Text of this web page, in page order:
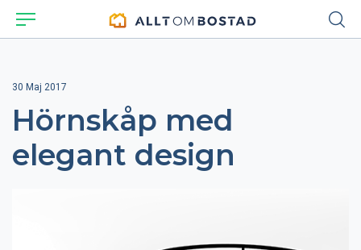
30 Maj 2017
Hörnskåp med
elegant design